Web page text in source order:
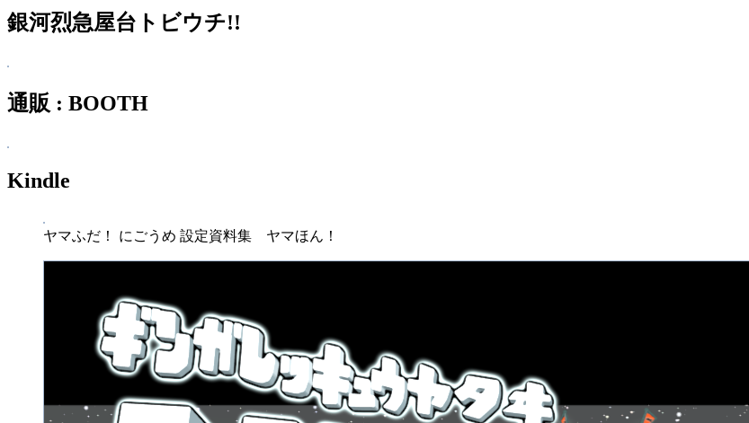
銀河烈急屋台トビウチ!!
通販 : BOOTH
Kindle
ヤマふだ！ にごうめ 設定資料集 ヤマほん！